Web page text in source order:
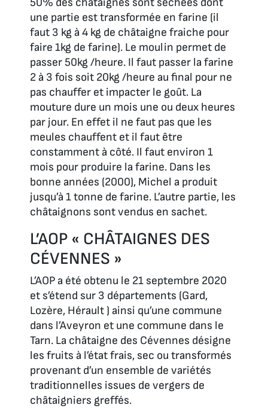
une partie est transformée en farine (il
faut 3 kg à 4 kg de châtaigne fraiche pour
faire 1kg de farine). Le moulin permet de
passer 50kg /heure. Il faut passer la farine
2 à 3 fois soit 20kg /heure au final pour ne
pas chauffer et impacter le goût. La
mouture dure un mois une ou deux heures
par jour. En effet il ne faut pas que les
meules chauffent et il faut être
constamment à côté. Il faut environ 1
mois pour produire la farine. Dans les
bonne années (2000), Michel a produit
jusqu’à 1 tonne de farine. L’autre partie, les
châtaignons sont vendus en sachet.
L’AOP « CHÂTAIGNES DES
CÉVENNES »
L’AOP a été obtenu le 21 septembre 2020
et s’étend sur 3 départements (Gard,
Lozère, Hérault ) ainsi qu’une commune
dans l’Aveyron et une commune dans le
Tarn. La châtaigne des Cévennes désigne
les fruits à l’état frais, sec ou transformés
provenant d’un ensemble de variétés
traditionnelles issues de vergers de
châtaigniers greffés.